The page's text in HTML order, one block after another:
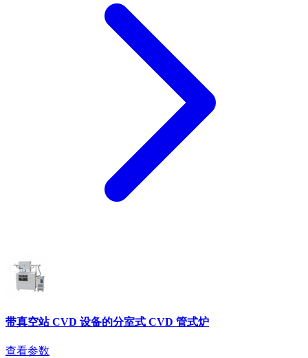
带真空站 CVD 设备的分室式 CVD 管式炉
查看参数